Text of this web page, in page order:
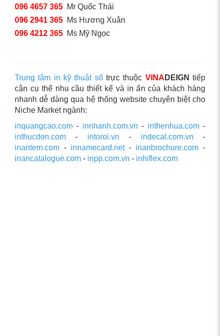
096 4657 365 Mr Quốc Thái
096 2941 365 Ms Hương Xuân
096 4212 365 Ms Mỹ Ngọc
Trung tâm in kỹ thuật sốtrực thuộc VINA DEIGN tiếp
cận cụ thể nhu cầu thiết kế và in ấn của khách hàng
nhanh dễ dàng qua hệ thống website chuyên biệt cho
Niche Market ngành:
inquangcao.com - innhanh.com.vn - inthenhua.com-
inthucdon.com - intoroi.vn - indecal.com.vn -
inantem.com - innamecard.net- inanbrochure.com -
inancatalogue.com - inpp.com.vn - inhiflex.com